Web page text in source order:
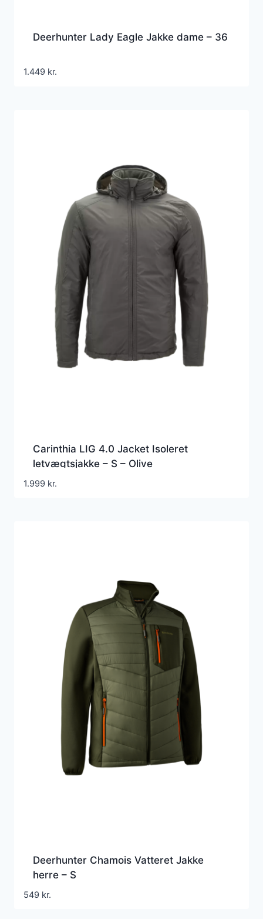
Deerhunter Lady Eagle Jakke dame – 36
1.449 kr.
Carinthia LIG 4.0 Jacket Isoleret
letvægtsjakke – S – Olive
1.999 kr.
Deerhunter Chamois Vatteret Jakke
herre – S
549 kr.